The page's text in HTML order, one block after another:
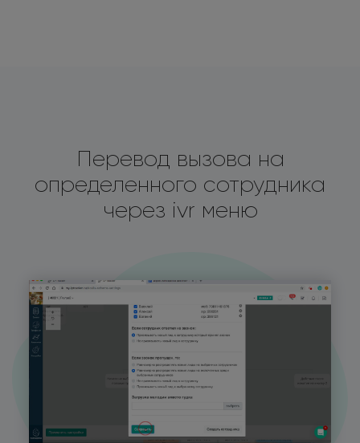
Перевод вызова на
определенного сотрудника
через ivr меню